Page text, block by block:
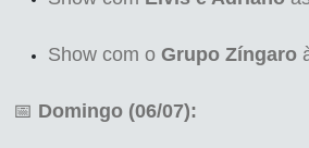
Show com o Grupo Zíngaro
📅 Domingo (06/07):